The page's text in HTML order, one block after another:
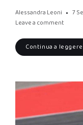
Alessandra Leoni 7
Leave a comment
Continua a leggere